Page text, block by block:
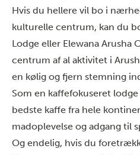
Hvis du hellere vil bo i
kulturelle centrum, kan du
Lodge eller Elewana Arusha
centrum af al aktivitet i
en kølig og fjern stemning
Som en kaffefokuseret
bedste kaffe fra hele
madoplevelse og adgang til
Og endelig, hvis du